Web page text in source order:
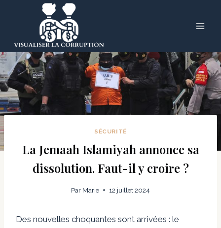
SÉCURITÉ
La Jemaah Islamiyah annonce sa
dissolution. Faut-il y croire ?
Par Marie 12 juillet 2024
Des nouvelles choquantes sont arrivées : le